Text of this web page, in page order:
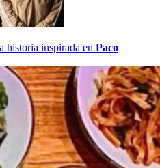
historia inspirada en Paco